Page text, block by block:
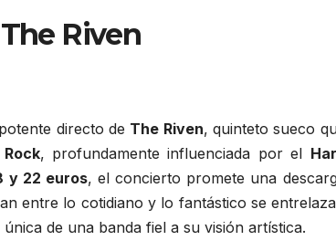
Riven
directo de The Riven, quinteto sueco
, profundamente influenciada por el
y 22 euros, el concierto promete una
entre lo cotidiano y lo fantástico se
de una banda fiel a su visión artística.